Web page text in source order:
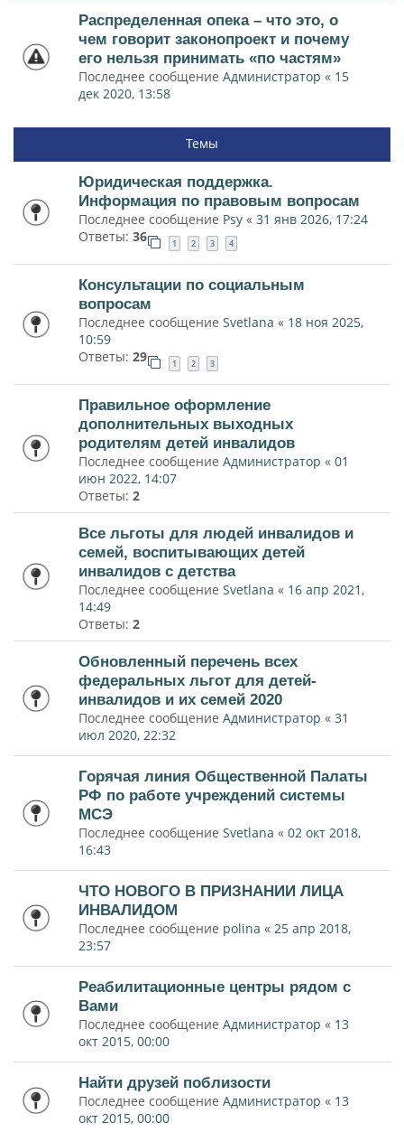
Распределенная опека – что это, о
чем говорит законопроект и почему
его нельзя принимать «по частям»
Последнее сообщение Администратор « 15
дек 2020, 13:58
Темы
Юридическая поддержка.
Информация по правовым вопросам
Последнее сообщение Psy « 31 янв 2026, 17:24
Ответы: 36 1 2 3 4
Консультации по социальным
вопросам
Последнее сообщение Svetlana « 18 ноя 2025,
10:59
Ответы: 29 1 2 3
Правильное оформление
дополнительных выходных
родителям детей инвалидов
Последнее сообщение Администратор « 01
июн 2022, 14:07
Ответы: 2
Все льготы для людей инвалидов и
семей, воспитывающих детей
инвалидов с детства
Последнее сообщение Svetlana « 16 апр 2021,
14:49
Ответы: 2
Обновленный перечень всех
федеральных льгот для детей-
инвалидов и их семей 2020
Последнее сообщение Администратор « 31
июл 2020, 22:32
Горячая линия Общественной Палаты
РФ по работе учреждений системы
МСЭ
Последнее сообщение Svetlana « 02 окт 2018,
16:43
ЧТО НОВОГО В ПРИЗНАНИИ ЛИЦА
ИНВАЛИДОМ
Последнее сообщение polina « 25 апр 2018,
23:57
Реабилитационные центры рядом с
Вами
Последнее сообщение Администратор « 13
окт 2015, 00:00
Найти друзей поблизости
Последнее сообщение Администратор « 13
окт 2015, 00:00